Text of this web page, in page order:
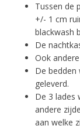
Tussen de
+/- 1 cm
blackwash
De
Ook
De bedden
geleverd.
De 3 lades
andere
aan welke